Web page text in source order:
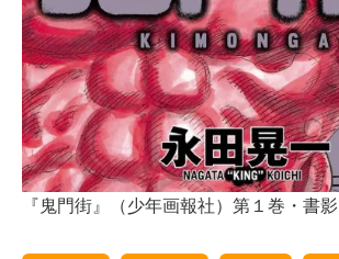
『鬼門街』（少年画報社）第１巻・書影